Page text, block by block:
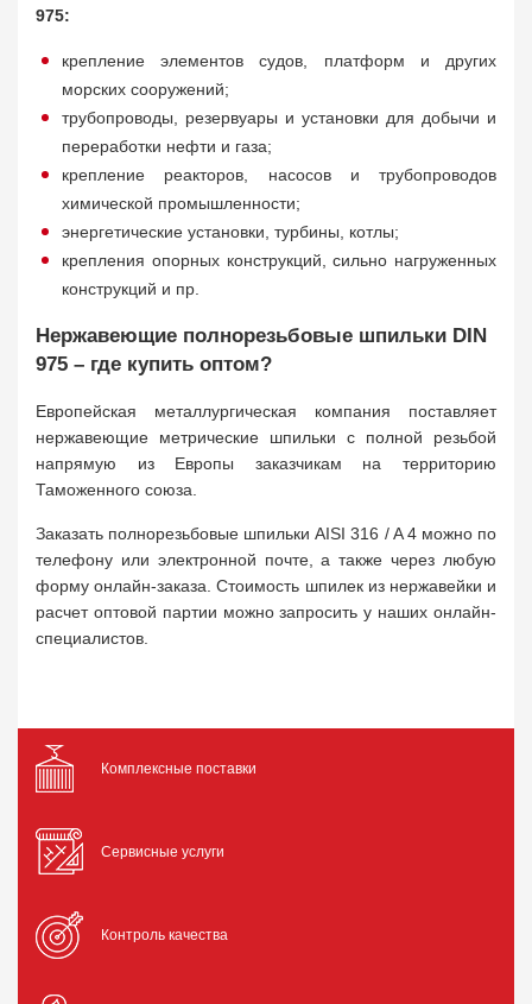
975:
крепление элементов судов, платформ и других
морских сооружений;
трубопроводы, резервуары и установки для добычи и
переработки нефти и газа;
крепление реакторов, насосов и трубопроводов
химической промышленности;
энергетические установки, турбины, котлы;
крепления опорных конструкций, сильно нагруженных
конструкций и пр.
Нержавеющие полнорезьбовые шпильки DIN
975 – где купить оптом?
Европейская металлургическая компания поставляет
нержавеющие метрические шпильки с полной резьбой
напрямую из Европы заказчикам на территорию
Таможенного союза.
Заказать полнорезьбовые шпильки AISI 316 / A 4 можно по
телефону или электронной почте, а также через любую
форму онлайн-заказа. Стоимость шпилек из нержавейки и
расчет оптовой партии можно запросить у наших онлайн-
специалистов.
Комплексные поставки
Сервисные услуги
Контроль качества